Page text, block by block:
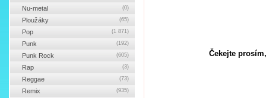
Čekejte
Nu-metal (0)
Ploužáky (65)
Pop (1 871)
Punk (192)
Punk Rock (605)
Rap (3)
Reggae (73)
Remix (935)